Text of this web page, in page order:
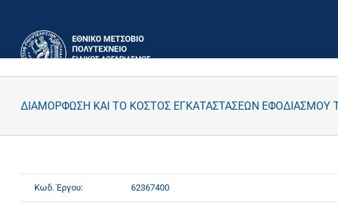
περιεχόμενο
ΔΙΑΜΟΡΦΩΣΗ ΚΑΙ ΤΟ ΚΟΣΤΟΣ ΕΓΚΑΤΑΣΤΑΣΕΩΝ ΕΦΟΔΙΑΣΜΟΥ
Κωδ. Έργου: 62367400